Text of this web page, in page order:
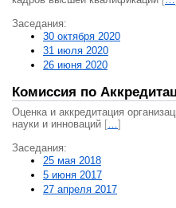
Заседания:
30 октября 2020
31 июля 2020
26 июня 2020
Комиссия по
Оценка и аккредитация
науки и инноваций […]
Заседания:
25 мая 2018
5 июня 2017
27 апреля 2017